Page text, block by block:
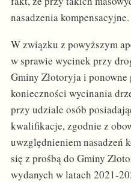
nasadzenia kompensacyjne.
W związku z powyższym
w sprawie wycinek przy
Gminy Złotoryja i
konieczności wycinania
przy udziale osób
kwalifikacje, zgodnie z
uwzględnieniem nasadzeń
się z prośbą do Gminy
wydanych w latach 2021-